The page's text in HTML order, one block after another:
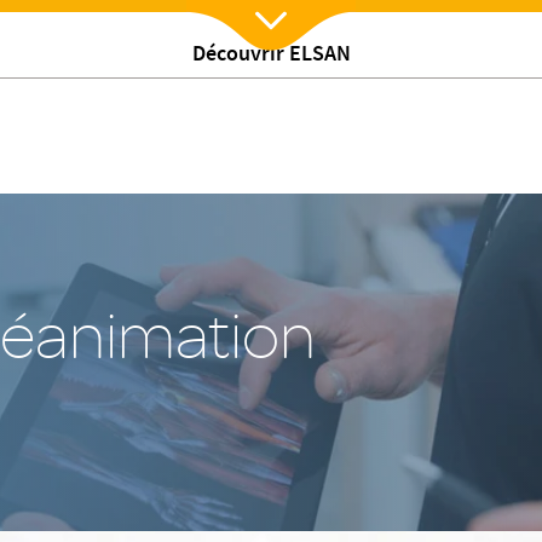
Découvrir ELSAN
Nx:Afficher menu
Anesthésie et réanimation